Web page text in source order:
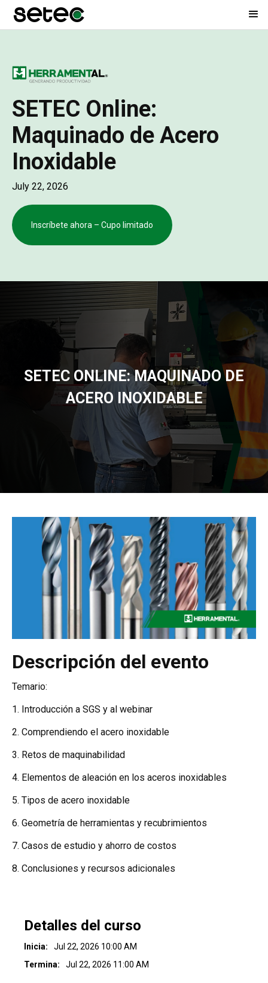
SETEC Online:
Maquinado de Acero
Inoxidable
July 22, 2026
Inscríbete ahora – Cupo limitado
SETEC ONLINE: MAQUINADO DE
ACERO INOXIDABLE
Descripción del evento
Temario:
1. Introducción a SGS y al webinar
2. Comprendiendo el acero inoxidable
3. Retos de maquinabilidad
4. Elementos de aleación en los aceros inoxidables
5. Tipos de acero inoxidable
6. Geometría de herramientas y recubrimientos
7. Casos de estudio y ahorro de costos
8. Conclusiones y recursos adicionales
Detalles del curso
Inicia:
Jul 22, 2026 10:00 AM
Termina:
Jul 22, 2026 11:00 AM